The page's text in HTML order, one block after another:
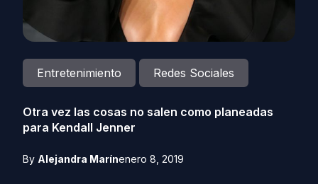
Entretenimiento Redes Sociales
Otra vez las cosas no salen como planeadas
para Kendall Jenner
By Alejandra Marínenero 8, 2019